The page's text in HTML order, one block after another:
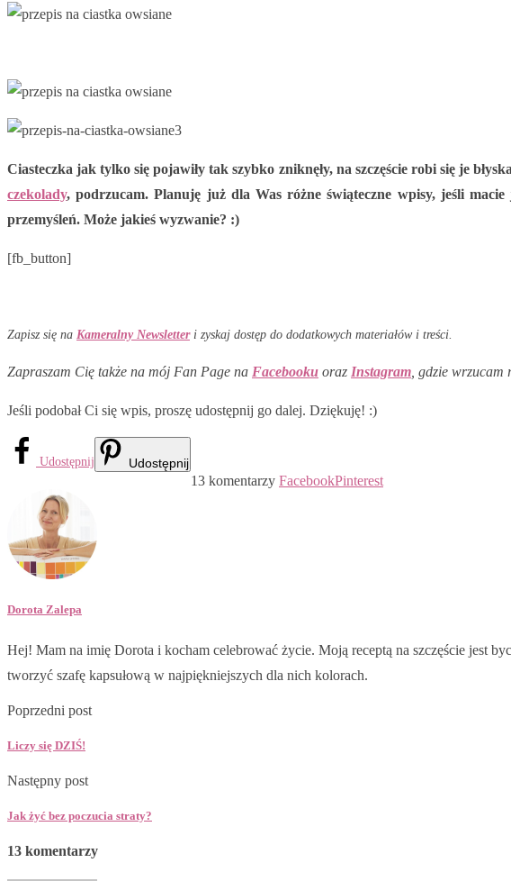
Ciasteczka jak tylko się pojawiły tak szybko zniknęły, na szczęście robi się je
czekolady, podrzucam. Planuję już dla Was różne świąteczne wpisy, jeśli
przemyśleń. Może jakieś wyzwanie? :)
[fb_button]
Zapisz się na Kameralny Newsletteri zyskaj dostęp do dodatkowych materiałów i treści.
Zapraszam Cię także na mój Fan Page na Facebooku oraz Instagram , gdzie
Jeśli podobał Ci się wpis, proszę udostępnij go dalej. Dziękuję! :)
Udostępnij Udostępnij
13 komentarzy FacebookPinterest
Dorota Zalepa
Hej! Mam na imię Dorota i kocham celebrować życie. Moją receptą na szczęście jest
tworzyć szafę kapsułową w najpiękniejszych dla nich kolorach.
Poprzedni post
Liczy się DZIŚ!
Następny post
Jak żyć bez poczucia straty?
13 komentarzy